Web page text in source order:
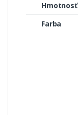
Hmotnosť
Farba